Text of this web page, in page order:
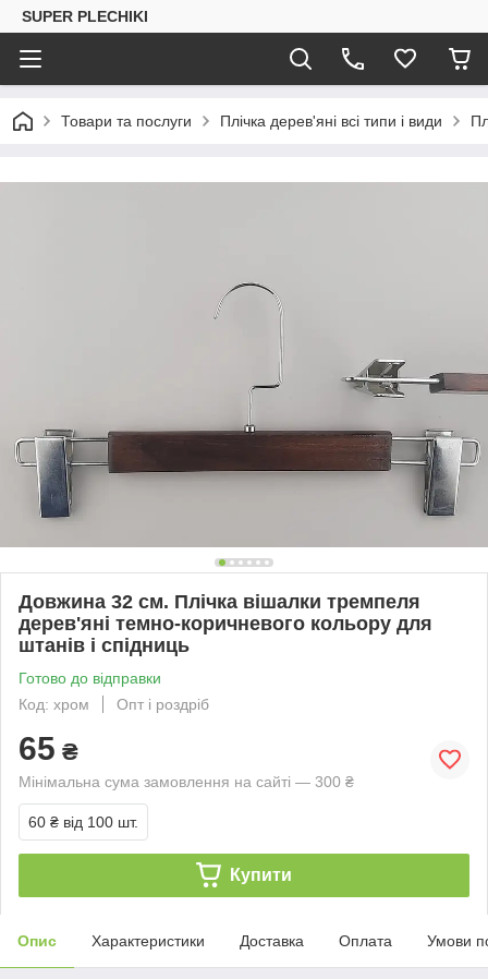
SUPER PLECHIKI
Товари та послуги Плічка дерев'яні всі типи і види
Довжина 32 см. Плічка вішалки тремпеля
дерев'яні темно-коричневого кольору для
штанів і спідниць
Готово до відправки
Код: хром
Опт і роздріб
65 ₴
Мінімальна сума замовлення на сайті — 300 ₴
60 ₴ від 100 шт.
Купити
Опис Характеристики Доставка Оплата Умови